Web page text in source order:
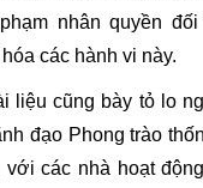
nhân quyền
các hành vi này.
liệu cũng bày tỏ lo
đạo Phong trào
các nhà hoạt